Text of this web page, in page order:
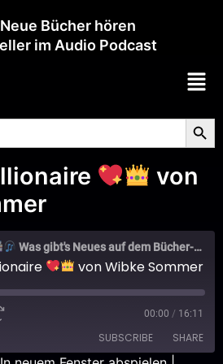
Neue Bücher hören
im Audio Podcast
von
Was gibt's Neues auf dem Bücher-Markt?
von Wibke Sommer
00:00 / 16:11
SUBSCRIBE SHARE